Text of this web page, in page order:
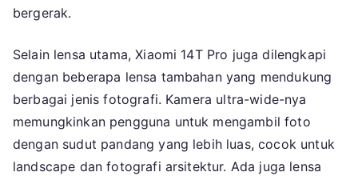
bergerak.
Selain lensa utama, Xiaomi 14T Pro juga dilengkapi
dengan beberapa lensa tambahan yang mendukung
berbagai jenis fotografi. Kamera ultra-wide-nya
memungkinkan pengguna untuk mengambil foto
dengan sudut pandang yang lebih luas, cocok untuk
landscape dan fotografi arsitektur. Ada juga lensa